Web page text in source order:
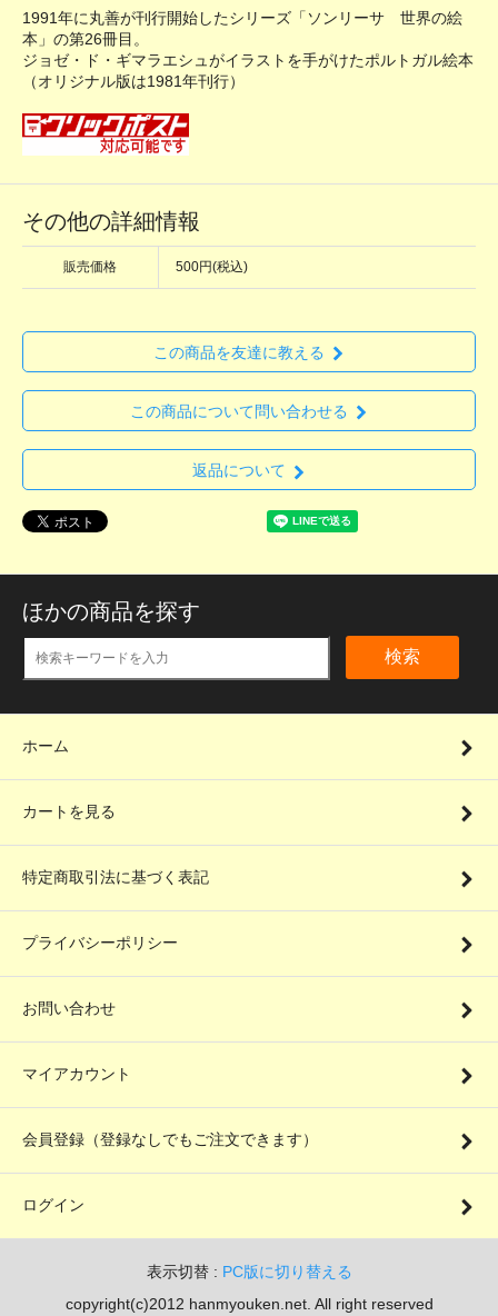
1991年に丸善が刊行開始したシリーズ「ソンリーサ 世界の絵
本」の第26冊目。
ジョゼ・ド・ギマラエシュがイラストを手がけたポルトガル絵本
（オリジナル版は1981年刊行）
その他の詳細情報
販売価格 500円(税込)
この商品を友達に教える
この商品について問い合わせる
返品について
ほかの商品を探す
検索
ホーム
カートを見る
特定商取引法に基づく表記
プライバシーポリシー
お問い合わせ
マイアカウント
会員登録（登録なしでもご注文できます）
ログイン
表示切替 : PC版に切り替える
copyright(c)2012 hanmyouken.net. All right reserved